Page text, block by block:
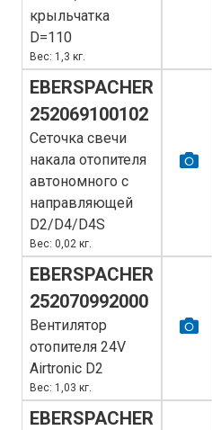
крыльчатка
D=110
Вес: 1,3 кг.
EBERSPACHER
252069100102
Сеточка свечи
накала отопителя
автономного с
направляющей
D2/D4/D4S
Вес: 0,02 кг.
EBERSPACHER
252070992000
Вентилятор
отопителя 24V
Airtronic D2
Вес: 1,03 кг.
EBERSPACHER